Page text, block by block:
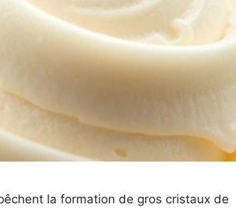
la formation de gros cristaux de